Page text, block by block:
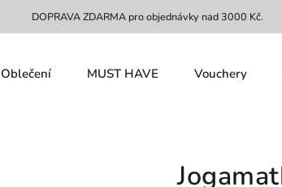
DOPRAVA ZDARMA pro objednávky nad 3000 Kč.
Oblečení MUST HAVE Vouchery